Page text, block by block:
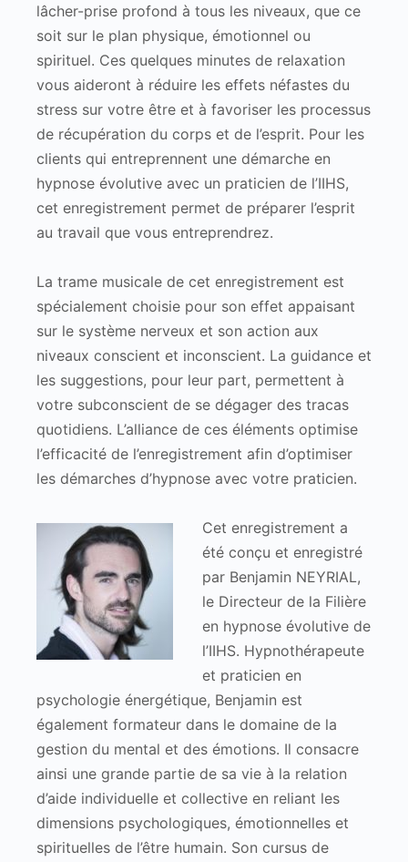
lâcher-prise profond à tous les niveaux, que ce
soit sur le plan physique, émotionnel ou
spirituel. Ces quelques minutes de relaxation
vous aideront à réduire les effets néfastes du
stress sur votre être et à favoriser les processus
de récupération du corps et de l’esprit. Pour les
clients qui entreprennent une démarche en
hypnose évolutive avec un praticien de l’IIHS,
cet enregistrement permet de préparer l’esprit
au travail que vous entreprendrez.
La trame musicale de cet enregistrement est
spécialement choisie pour son effet appaisant
sur le système nerveux et son action aux
niveaux conscient et inconscient. La guidance et
les suggestions, pour leur part, permettent à
votre subconscient de se dégager des tracas
quotidiens. L’alliance de ces éléments optimise
l’efficacité de l’enregistrement afin d’optimiser
les démarches d’hypnose avec votre praticien.
Cet enregistrement a
été conçu et enregistré
par Benjamin NEYRIAL,
le Directeur de la Filière
en hypnose évolutive de
l’IIHS. Hypnothérapeute
et praticien en
psychologie énergétique, Benjamin est
également formateur dans le domaine de la
gestion du mental et des émotions. Il consacre
ainsi une grande partie de sa vie à la relation
d’aide individuelle et collective en reliant les
dimensions psychologiques, émotionnelles et
spirituelles de l’être humain. Son cursus de